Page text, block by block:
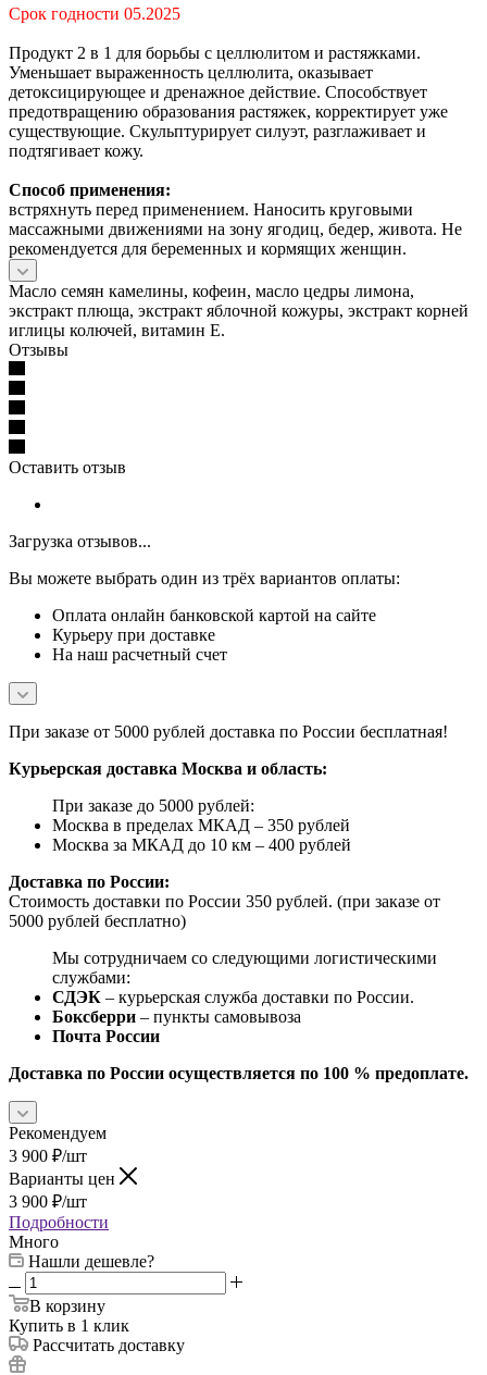
Срок годности 05.2025
Продукт 2 в 1 для борьбы с целлюлитом и растяжками.
Уменьшает выраженность целлюлита, оказывает
детоксицирующее и дренажное действие. Способствует
предотвращению образования растяжек, корректирует уже
существующие. Скульптурирует силуэт, разглаживает и
подтягивает кожу.
Способ применения:
встряхнуть перед применением. Наносить круговыми
массажными движениями на зону ягодиц, бедер, живота. Не
рекомендуется для беременных и кормящих женщин.
Масло семян камелины, кофеин, масло цедры лимона,
экстракт плюща, экстракт яблочной кожуры, экстракт корней
иглицы колючей, витамин Е.
Отзывы
Оставить отзыв
Загрузка отзывов...
Вы можете выбрать один из трёх вариантов оплаты:
Оплата онлайн банковской картой на сайте
Курьеру при доставке
На наш расчетный счет
При заказе от 5000 рублей доставка по России бесплатная!
Курьерская доставка Москва и область:
При заказе до 5000 рублей:
Москва в пределах МКАД – 350 рублей
Москва за МКАД до 10 км – 400 рублей
Доставка по России:
Стоимость доставки по России 350 рублей. (при заказе от
5000 рублей бесплатно)
Мы сотрудничаем со следующими логистическими
службами:
СДЭК – курьерская служба доставки по России.
Боксберри – пункты самовывоза
Почта России
Доставка по России осуществляется по 100 % предоплате.
Рекомендуем
3 900 ₽/шт
Варианты цен
3 900 ₽/шт
Подробности
Много
Нашли дешевле?
В корзину
Купить в 1 клик
Рассчитать доставку